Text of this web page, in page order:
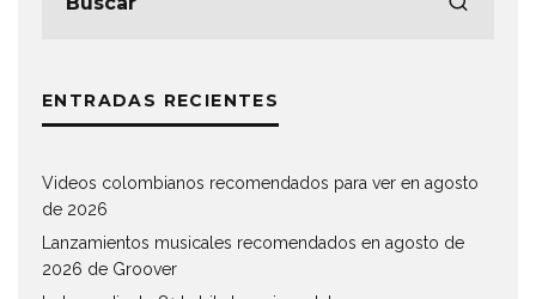
ENTRADAS RECIENTES
Videos colombianos recomendados para ver en agosto
de 2026
Lanzamientos musicales recomendados en agosto de
2026 de Groover